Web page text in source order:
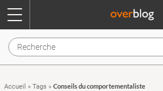
Accueil » Tags » Conseils du comportementaliste